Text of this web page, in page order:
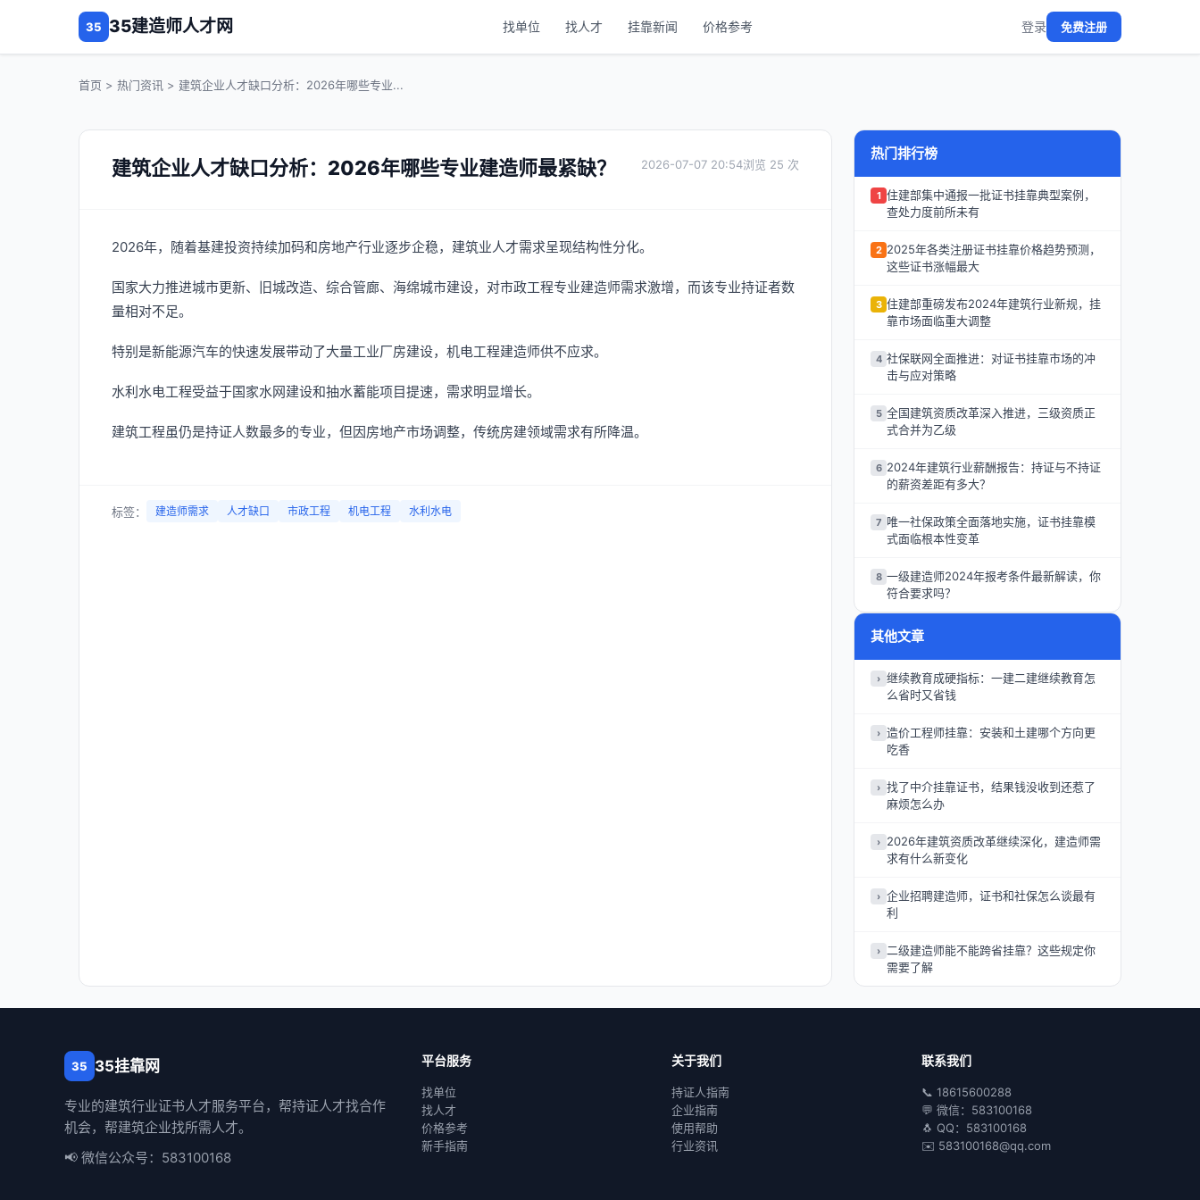
35 35建造师人才网 找单位 找人才 挂靠新闻 价格参考 登录 免费注册
首页 > 热门资讯 > 建筑企业人才缺口分析：2026年哪些专业...
建筑企业人才缺口分析：2026年哪些专业建造师最紧缺？ 2026-07-07 20:54 25
2026年，随着基建投资持续加码和房地产行业逐步企稳，建筑业人才需求呈现结构性分化。
国家大力推进城市更新、旧城改造、综合管廊、海绵城市建设，对市政工程专业建造师需求激增，而该专业持证者数
量相对不足。
特别是新能源汽车的快速发展带动了大量工业厂房建设，机电工程建造师供不应求。
水利水电工程受益于国家水网建设和抽水蓄能项目提速，需求明显增长。
建筑工程虽仍是持证人数最多的专业，但因房地产市场调整，传统房建领域需求有所降温。
标签： 建造师需求 人才缺口 市政工程 机电工程 水利水电
热门排行榜
1 住建部集中通报一批证书挂靠典型案例，
查处力度前所未有
2 2025年各类注册证书挂靠价格趋势预测，
这些证书涨幅最大
3 住建部重磅发布2024年建筑行业新规，挂
靠市场面临重大调整
4 社保联网全面推进：对证书挂靠市场的冲
击与应对策略
5 全国建筑资质改革深入推进，三级资质正
式合并为乙级
6 2024年建筑行业薪酬报告：持证与不持证
的薪资差距有多大？
7 唯一社保政策全面落地实施，证书挂靠模
式面临根本性变革
8 一级建造师2024年报考条件最新解读，你
符合要求吗？
其他文章
› 继续教育成硬指标：一建二建继续教育怎
么省时又省钱
› 造价工程师挂靠：安装和土建哪个方向更
吃香
› 找了中介挂靠证书，结果钱没收到还惹了
麻烦怎么办
› 2026年建筑资质改革继续深化，建造师需
求有什么新变化
› 企业招聘建造师，证书和社保怎么谈最有
利
› 二级建造师能不能跨省挂靠？这些规定你
需要了解
35 35挂靠网
专业的建筑行业证书人才服务平台，帮持证人才找合作
机会，帮建筑企业找所需人才。
📢 微信公众号：583100168
平台服务
找单位
找人才
价格参考
新手指南
关于我们
持证人指南
企业指南
使用帮助
行业资讯
联系我们
📞 18615600288
💬 微信：583100168
🐧 QQ：583100168
✉️ 583100168@qq.com